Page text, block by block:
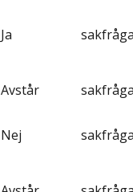
Ja
Avstår
Nej